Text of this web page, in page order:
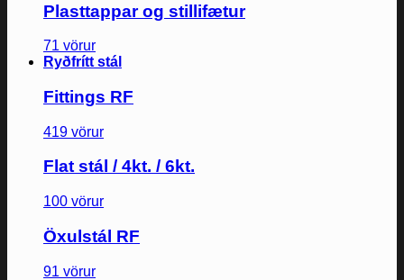
Plasttappar og stillifætur
71 vörur
Ryðfrítt stál
Fittings RF
419 vörur
Flat stál / 4kt. / 6kt.
100 vörur
Öxulstál RF
91 vörur